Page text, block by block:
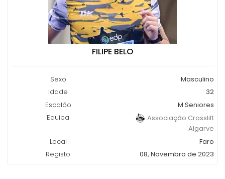
FILIPE BELO
Sexo
Masculino
Idade
32
Escalão
M Seniores
Equipa
Associação Crosslift
Algarve
Local
Faro
Registo
08, Novembro de 2023